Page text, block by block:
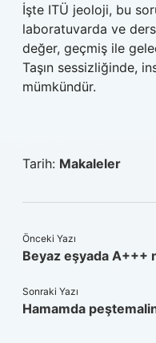
İşte ITÜ jeoloji, bu
laboratuvarda ve
değer, geçmiş ile
Taşın sessizliğinde,
mümkündür.
Tarih: Makaleler
Önceki Yazı
Beyaz eşyada A+++
Sonraki Yazı
Hamamda